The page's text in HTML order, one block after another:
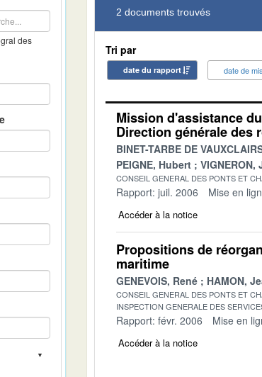
des
2 documents trouvés
Tri par
date du rapport date de
Mission d'assistance
Direction générale des
BINET-TARBE DE
PEIGNE, Hubert
VIGNERON,
CONSEIL GENERAL DES PONTS ET
Rapport: juil. 2006 Mise en
Accéder à la notice
Propositions de
maritime
GENEVOIS, René HAMON,
CONSEIL GENERAL DES PONTS ET
INSPECTION GENERALE DES
Rapport: févr. 2006 Mise en
Accéder à la notice